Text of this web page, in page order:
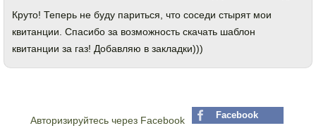
Круто! Теперь не буду париться, что соседи стырят мои
квитанции. Спасибо за возможность скачать шаблон
квитанции за газ! Добавляю в закладки)))
Авторизируйтесь через Facebook Facebook